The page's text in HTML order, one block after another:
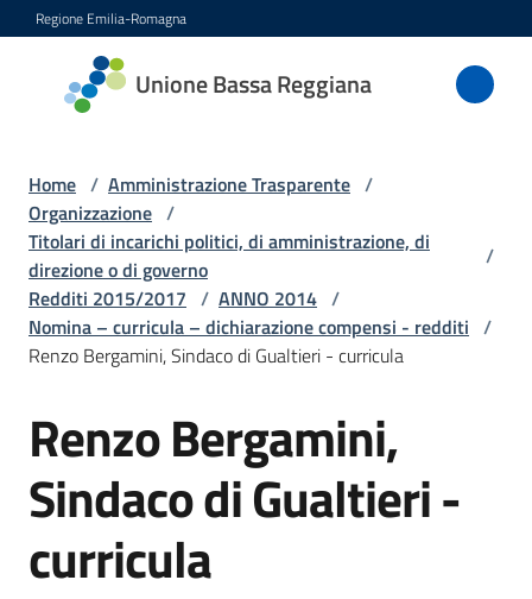
Vai al contenuto
Vai alla navigazione
Vai al footer
Regione Emilia-Romagna
Unione Bassa Reggiana
Unione
Bassa
Amministrazione
Menu selezionato
Novità
Vivere
l'Unione
Home / Amministrazione Trasparente /
Organizzazione /
Titolari di incarichi politici, di amministrazione, di
direzione o di governo
/
Redditi 2015/2017 / ANNO 2014 /
Nomina – curricula – dichiarazione compensi - redditi /
Renzo Bergamini, Sindaco di Gualtieri - curricula
Renzo Bergamini,
Sindaco di Gualtieri -
curricula